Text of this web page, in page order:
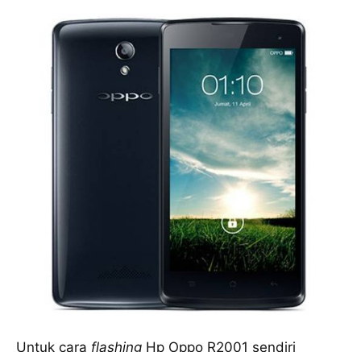
Untuk cara flashing Hp Oppo R2001 sendiri